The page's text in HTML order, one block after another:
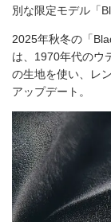
別な限定モデル「
2025年秋冬の「
は、1970年代のウ
の生地を使い、レ
アップデート。